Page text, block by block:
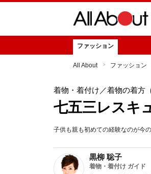
ファッション
All About ファッション
着物・着付け ／着物の着方
七五三レスキ
子供も親も初めての経験なのが今
黒柳 聡子
着物・着付け ガイド